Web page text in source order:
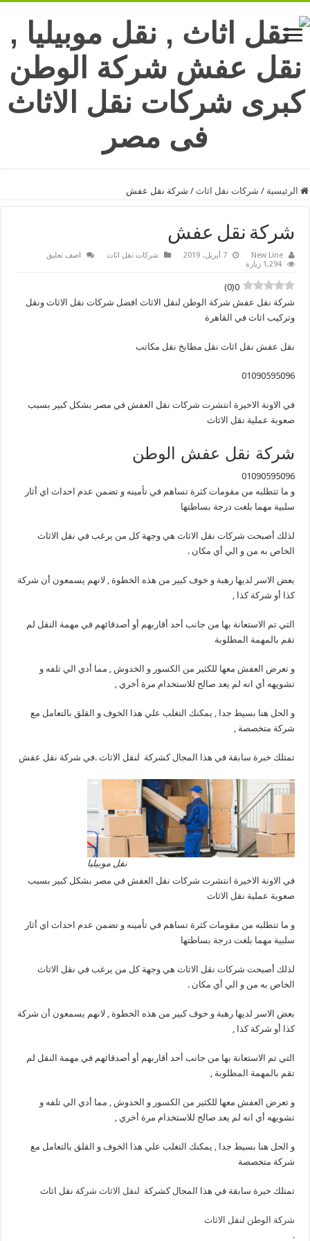
الرئيسية / شركات نقل اثاث / شركة نقل عفش
شركة نقل عفش
New Line 7 أبريل، 2019 شركات نقل اثاث
اضف تعليق
1,294 زيارة
0
(
0
)
شركة نقل عفش شركة الوطن لنقل الاثاث افضل شركات نقل الاثاث ونقل
وتركيب اثاث في القاهرة
نقل عفش نقل اثاث نقل مطابخ نقل مكاتب ‪
01090595096
في الاونة الاخيرة انتشرت شركات نقل العفش في مصر بشكل كبير بسبب
صعوبة عملية نقل الاثاث
شركة نقل عفش الوطن
01090595096
و ما تتطلبه من مقومات كثرة تساهم في تأمينه و تضمن عدم احداث اي أثار
سلبية مهما بلغت درجة بساطتها
لذلك أصبحت شركات نقل الاثاث هي وجهة كل من يرغب في نقل الاثاث
الخاص به من و الي أي مكان .
بعض الاسر لديها رهبة و خوف كبير من هذه الخطوة , لانهم يسمعون أن شركة
كذا أو شركة كذا ,
التي تم الاستعانة بها من جانب أحد أقاربهم أو أصدقائهم في مهمة النقل لم
تقم بالمهمة المطلوبة
و تعرض العفش معها للكثير من الكسور و الخدوش , مما أدي الي تلفه و
تشويهه أي انه لم يعد صالح للاستخدام مرة أخري ,
و الحل هنا بسيط جدا , يمكنك التغلب علي هذا الخوف و القلق بالتعامل مع
شركة متخصصة ,
تمتلك خبرة سابقة في هذا المجال كشركة لنقل الاثاث .في شركة نقل عفش
نقل موبيليا
في الاونة الاخيرة انتشرت شركات نقل العفش في مصر بشكل كبير بسبب
صعوبة عملية نقل الاثاث
و ما تتطلبه من مقومات كثرة تساهم في تأمينه و تضمن عدم احداث اي أثار
سلبية مهما بلغت درجة بساطتها
لذلك أصبحت شركات نقل الاثاث هي وجهة كل من يرغب في نقل الاثاث
الخاص به من و الي أي مكان .
بعض الاسر لديها رهبة و خوف كبير من هذه الخطوة , لانهم يسمعون أن شركة
كذا أو شركة كذا ,
التي تم الاستعانة بها من جانب أحد أقاربهم أو أصدقائهم في مهمة النقل لم
تقم بالمهمة المطلوبة ,
و تعرض العفش معها للكثير من الكسور و الخدوش , مما أدي الي تلفه و
تشويهه أي انه لم يعد صالح للاستخدام مرة أخري ,
و الحل هنا بسيط جدا , يمكنك التغلب علي هذا الخوف و القلق بالتعامل مع
شركة متخصصة
تمتلك خبرة سابقة في هذا المجال كشركة لنقل الاثاث شركة نقل اثاث
شركة الوطن لنقل الاثاث
.